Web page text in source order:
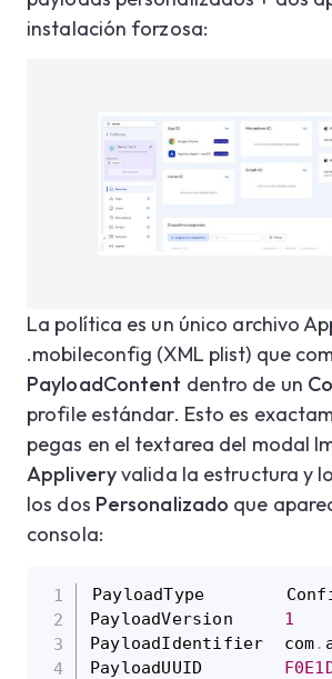
instalación forzosa:
La política es un único archivo
.mobileconfig (XML plist) que
PayloadContent dentro de un
profile estándar. Esto es
pegas en el textarea del modal
Appliveryvalida la estructura y
los dos Personalizado que
consola:
PayloadType
PayloadVersion 1
PayloadIdentifier  com.
PayloadUUID